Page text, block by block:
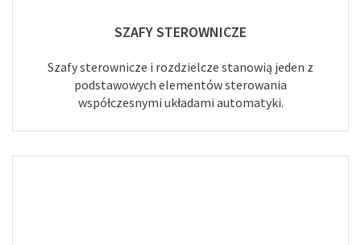
SZAFY STEROWNICZE
Szafy sterownicze i rozdzielcze stanowią jeden z
podstawowych elementów sterowania
współczesnymi układami automatyki.